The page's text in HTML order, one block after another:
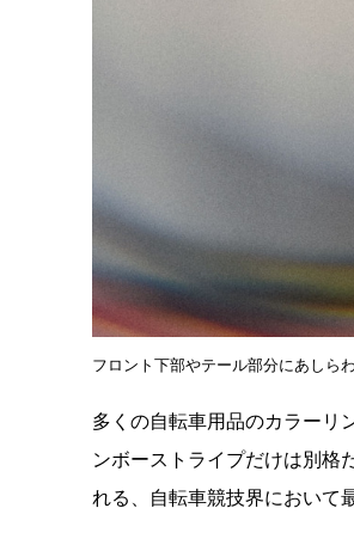
フロント下部やテール部分にあしら
多くの自転車用品のカラーリ
ンボーストライプだけは別格
れる、自転車競技界において